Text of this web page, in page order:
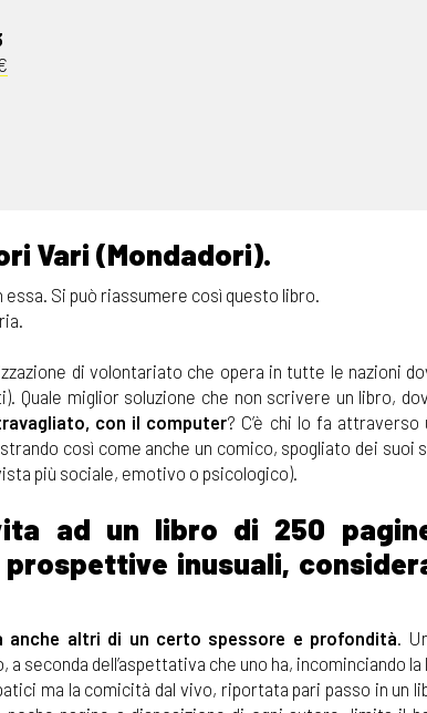
Vari (Mondadori).
Si può riassumere così questo libro.
di volontariato che opera in tutte le nazioni
Quale miglior soluzione che non scrivere un libro,
con il computer? C’è chi lo fa attraverso
così come anche un comico, spogliato dei suoi
più sociale, emotivo o psicologico).
ad un libro di 250
inusuali,
altri di un certo spessore e profondità.
seconda dell’aspettativa che uno ha, incominciando
ma la comicità dal vivo, riportata pari passo in un